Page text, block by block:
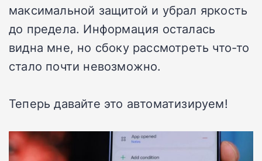
максимальной защитой и убрал яркость
до предела. Информация осталась
видна мне, но сбоку рассмотреть что-то
стало почти невозможно.
Теперь давайте это автоматизируем!